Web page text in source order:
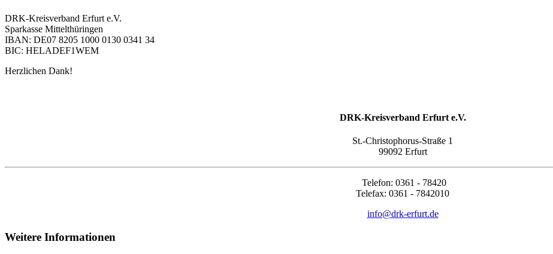
DRK-Kreisverband Erfurt e.V.
Sparkasse Mittelthüringen
IBAN: DE07 8205 1000 0130 0341 34
BIC: HELADEF1WEM
Herzlichen Dank!
DRK-Kreisverband Erfurt e.V.
St.-Christophorus-Straße 1
99092 Erfurt
Telefon: 0361 - 78420
Telefax: 0361 - 7842010
info@drk-erfurt.de
Weitere Informationen